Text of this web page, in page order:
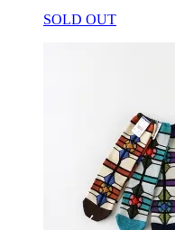
SOLD OUT